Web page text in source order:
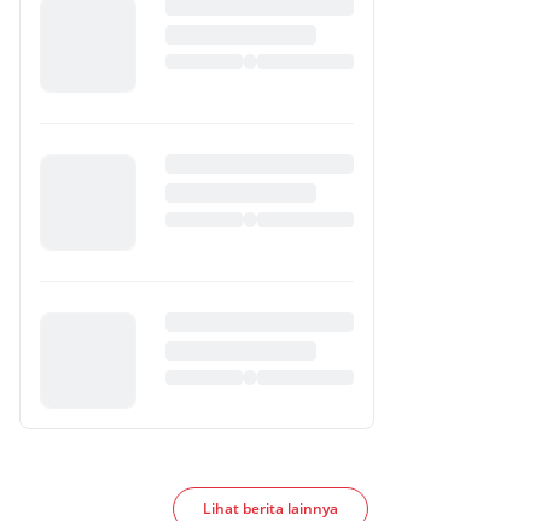
Lihat berita lainnya